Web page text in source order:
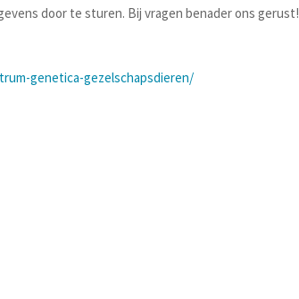
door te sturen. Bij vragen benader ons gerust!
genetica-gezelschapsdieren/